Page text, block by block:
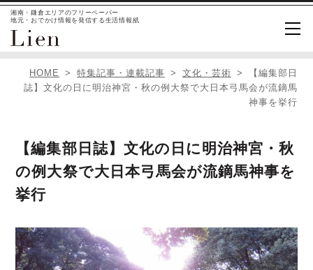
湘南・鎌倉エリアのフリーペーパー
地元・おでかけ情報を発信する生活情報紙
HOME 特集記事・連載記事 文化・芸術
【編集部日
誌】文化の日に明治神宮・秋の例大祭で大日本弓馬会が流鏑馬
神事を挙行
【編集部日誌】文化の日に明治神宮・秋
の例大祭で大日本弓馬会が流鏑馬神事を
挙行